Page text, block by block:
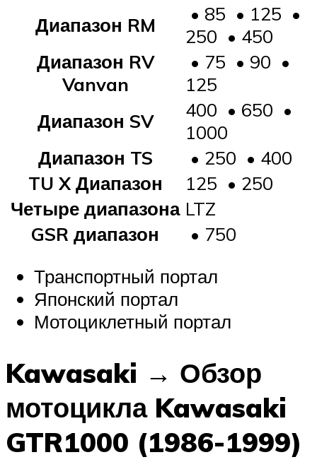
Диапазон RM
• 85 • 125 •
250 • 450
Диапазон RV
Vanvan
• 75 • 90 •
125
Диапазон SV
400 • 650 •
1000
Диапазон TS
• 250 • 400
TU XДиапазон
125 • 250
Четыре диапазона LTZ
GSR диапазон
• 750
Транспортный портал
Японский портал
Мотоциклетный портал
Kawasaki → Обзор
мотоцикла Kawasaki
GTR1000 (1986-1999)